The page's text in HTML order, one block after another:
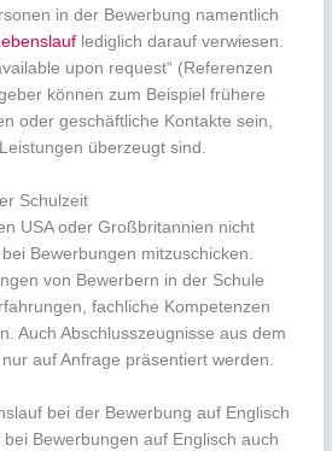
in der Bewerbung namentlich
lediglich darauf verwiesen.
upon request“ (Referenzen
können zum Beispiel frühere
oder geschäftliche Kontakte sein,
überzeugt sind.
Schulzeit
USA oder Großbritannien nicht
Bewerbungen mitzuschicken.
von Bewerbern in der Schule
fachliche Kompetenzen
Auch Abschlusszeugnisse aus dem
auf Anfrage präsentiert werden.
bei der Bewerbung auf Englisch
Bewerbungen auf Englisch auch